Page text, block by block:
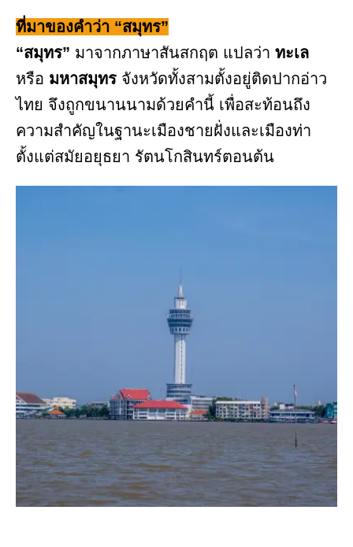
ที่มาของคำว่า “สมุทร”
“สมุทร” มาจากภาษาสันสกฤต แปลว่า ทะเล
หรือ มหาสมุทร จังหวัดทั้งสามตั้งอยู่ติดปากอ่าว
ไทย จึงถูกขนานนามด้วยคำนี้ เพื่อสะท้อนถึง
ความสำคัญในฐานะเมืองชายฝั่งและเมืองท่า
ตั้งแต่สมัยอยุธยา รัตนโกสินทร์ตอนต้น